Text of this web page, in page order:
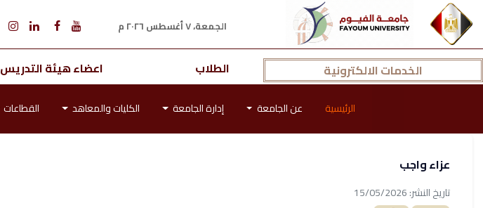
الجمعة، ٧ أغسطس ٢٠٢٦ م
الخدمات الالكترونية الطلاب اعضاء هيئة التدريس
الرئيسية عن الجامعة إدارة الجامعة الكليات والمعاهد القطاعات
عزاء واجب
تاريخ النشر: 15/05/2026